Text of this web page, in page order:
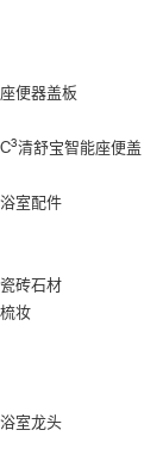
座便器盖板
C3清舒宝智能座便盖
浴室配件
瓷砖石材
梳妆
浴室龙头